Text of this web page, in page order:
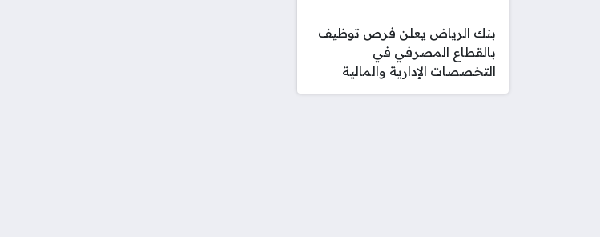
بنك الرياض يعلن فرص توظيف
بالقطاع المصرفي في
التخصصات الإدارية والمالية